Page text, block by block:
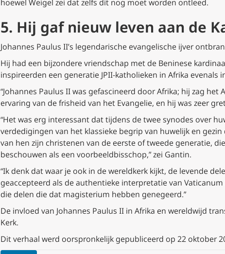
hoewel Weigel zei dat zelfs dit nog moet worden ontleed.
5. Hij gaf nieuw leven aan de
Johannes Paulus II’s legendarische evangelische ijver
Hij had een bijzondere vriendschap met de Beninese
inspireerden een generatie JPII-katholieken in Afrika evenals
“Johannes Paulus II was gefascineerd door Afrika; hij zag
ervaring van de frisheid van het Evangelie, en hij was zeer
“Het was erg interessant dat tijdens de twee synodes over
verdedigingen van het klassieke begrip van huwelijk en
van hen zijn christenen van de eerste of tweede generatie,
beschouwen als een voorbeeldbisschop,” zei Gantin.
“Ik denk dat waar je ook in de wereldkerk kijkt, de levende
geaccepteerd als de authentieke interpretatie van
die delen die dat magisterium hebben genegeerd.”
De invloed van Johannes Paulus II in Afrika en wereldwijd
Kerk.
Dit verhaal werd oorspronkelijk gepubliceerd op 22 oktober